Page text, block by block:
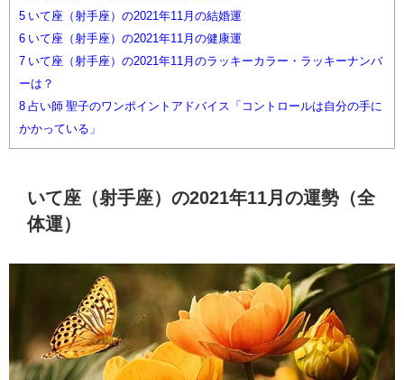
5 いて座（射手座）の2021年11月の結婚運
6 いて座（射手座）の2021年11月の健康運
7 いて座（射手座）の2021年11月のラッキーカラー・ラッキーナンバ
ーは？
8 占い師 聖子のワンポイントアドバイス「コントロールは自分の手に
かかっている」
いて座（射手座）の2021年11月の運勢（全
体運）